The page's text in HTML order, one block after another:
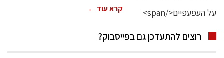
קרא עוד ←
רוצים להתעדכן גם בפייסבוק?